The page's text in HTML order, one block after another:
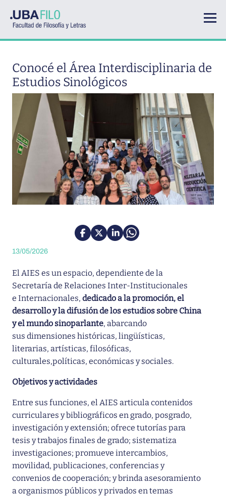
Conocé el Área Interdisciplinaria de
Estudios Sinológicos
13/05/2026
El AIES es un espacio, dependiente de la
Secretaría de Relaciones Inter-Institucionales
e Internacionales, dedicado a la promoción, el
desarrollo y la difusión de los estudios sobre China
y el mundo sinoparlante, abarcando
sus dimensiones históricas, lingüísticas,
literarias, artísticas, filosóficas,
culturales,políticas, económicas y sociales.
Objetivos y actividades
Entre sus funciones, el AIES articula contenidos
curriculares y bibliográficos en grado, posgrado,
investigación y extensión; ofrece tutorías para
tesis y trabajos finales de grado; sistematiza
investigaciones; promueve intercambios,
movilidad, publicaciones, conferencias y
convenios de cooperación; y brinda asesoramiento
a organismos públicos y privados en temas